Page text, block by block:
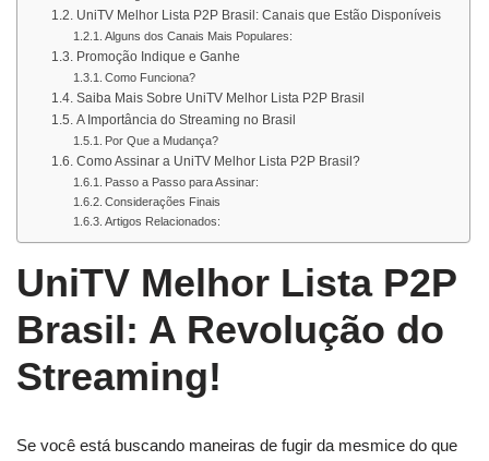
UniTV Melhor Lista P2P Brasil: Canais que Estão Disponíveis
Alguns dos Canais Mais Populares:
Promoção Indique e Ganhe
Como Funciona?
Saiba Mais Sobre UniTV Melhor Lista P2P Brasil
A Importância do Streaming no Brasil
Por Que a Mudança?
Como Assinar a UniTV Melhor Lista P2P Brasil?
Passo a Passo para Assinar:
Considerações Finais
Artigos Relacionados:
UniTV Melhor Lista P2P
Brasil: A Revolução do
Streaming!
Se você está buscando maneiras de fugir da mesmice do que